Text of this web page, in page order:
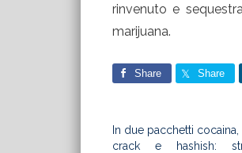
rinvenuto e
marijuana.
Share Share
In due pacchetti cocaina,
crack e hashish: